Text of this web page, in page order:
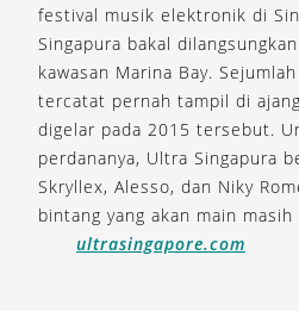
festival musik elektronik di
Singapura bakal
kawasan Marina Bay.
tercatat pernah tampil di
digelar pada 2015 tersebut.
perdananya, Ultra Singapura
Skryllex, Alesso, dan Niky
bintang yang akan main
ultrasingapore.com